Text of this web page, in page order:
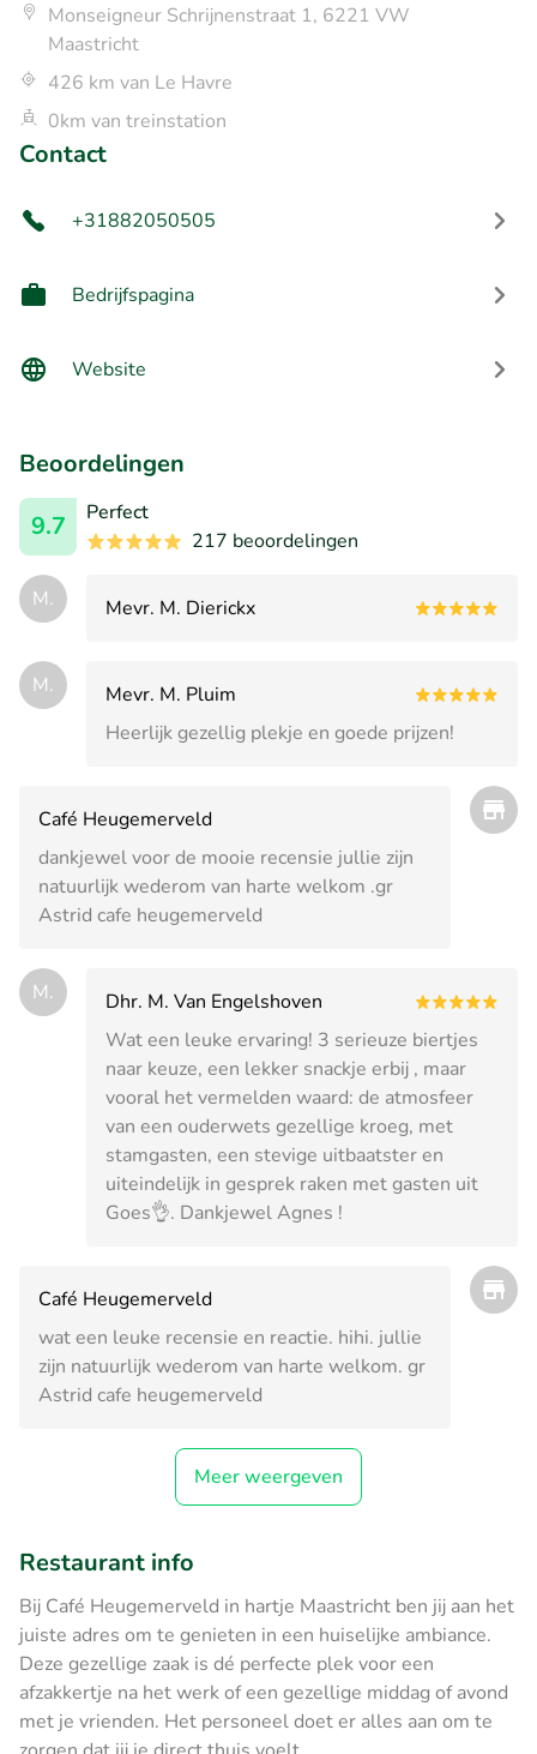
Monseigneur Schrijnenstraat 1, 6221 VW
Maastricht
426 km van Le Havre
0km van treinstation
Contact
+31882050505
Bedrijfspagina
Website
Beoordelingen
9.7
Perfect
217 beoordelingen
M. Mevr. M. Dierickx
M.
Mevr. M. Pluim
Heerlijk gezellig plekje en goede prijzen!
Café Heugemerveld
dankjewel voor de mooie recensie jullie zijn
natuurlijk wederom van harte welkom .gr
Astrid cafe heugemerveld
M.
Dhr. M. Van Engelshoven
Wat een leuke ervaring! 3 serieuze biertjes
naar keuze, een lekker snackje erbij , maar
vooral het vermelden waard: de atmosfeer
van een ouderwets gezellige kroeg, met
stamgasten, een stevige uitbaatster en
uiteindelijk in gesprek raken met gasten uit
Goes👌. Dankjewel Agnes !
Café Heugemerveld
wat een leuke recensie en reactie. hihi. jullie
zijn natuurlijk wederom van harte welkom. gr
Astrid cafe heugemerveld
Meer weergeven
Restaurant info
Bij Café Heugemerveld in hartje Maastricht ben jij aan het
juiste adres om te genieten in een huiselijke ambiance.
Deze gezellige zaak is dé perfecte plek voor een
afzakkertje na het werk of een gezellige middag of avond
met je vrienden. Het personeel doet er alles aan om te